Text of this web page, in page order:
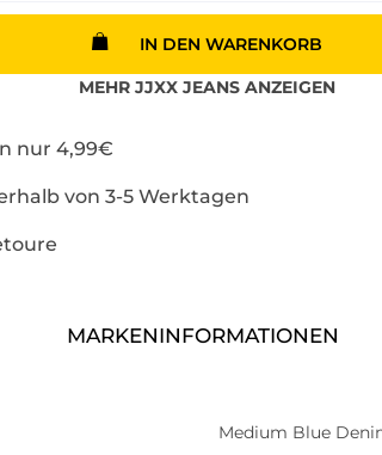
IN DEN WARENKORB
MEHRJJXX JEANS ANZEIGEN
nur 4,99€
von 3-5 Werktagen
MARKENINFORMATIONEN
Medium Blue